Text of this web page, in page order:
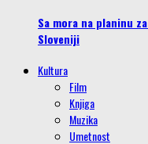
Sa mora na planinu
Sloveniji
Kultura
Film
Knjiga
Muzika
Umetnost